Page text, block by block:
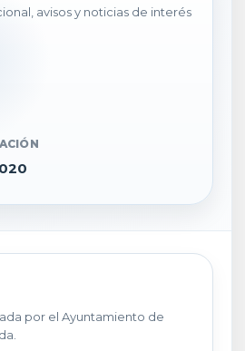
avisos y noticias de interés
por el Ayuntamiento de